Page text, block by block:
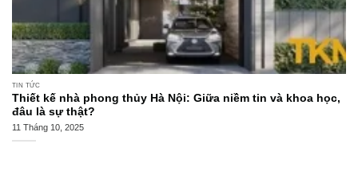
TIN TỨC
Thiết kế nhà phong thủy Hà Nội: Giữa niềm tin và khoa học,
đâu là sự thật?
11 Tháng 10, 2025